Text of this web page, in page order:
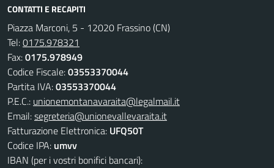
CONTATTI E RECAPITI
Piazza Marconi, 5 - 12020 Frassino (CN)
Tel:0175.978321
Fax:0175.978949
Codice Fiscale:03553370044
Partita IVA:03553370044
P.E.C.: unionemontanavaraita@legalmail.it
Email:segreteria@unionevallevaraita.it
Fatturazione Elettronica: UFQ50T
Codice IPA: umvv
IBAN (per i vostri bonifici bancari):